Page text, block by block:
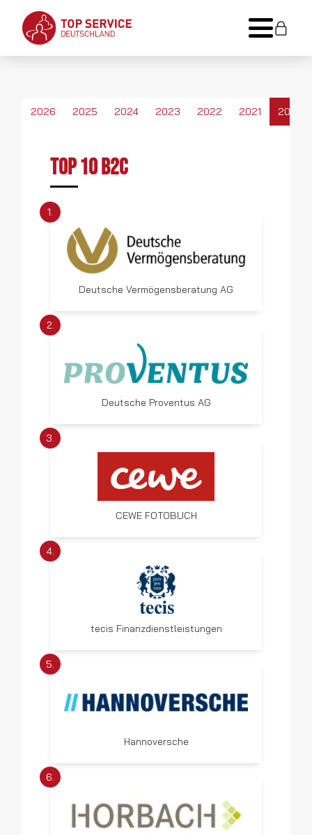
2026 2025 2024 2023 2022 2021 2020
TOP 10 B2C
1.
Deutsche Vermögensberatung AG
2.
Deutsche Proventus AG
3.
CEWE FOTOBUCH
4.
tecis Finanzdienstleistungen
5.
Hannoversche
6.